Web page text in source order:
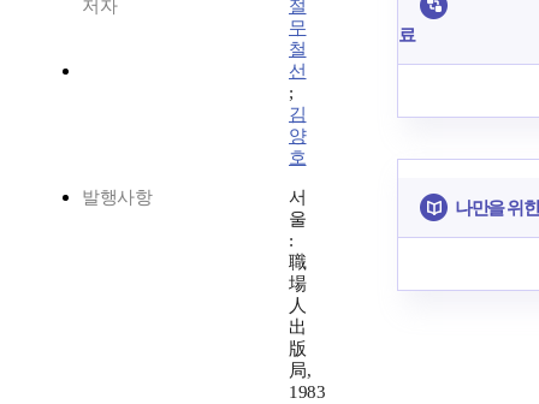
저자
절
무
철
선
;
김
양
호
발행사항
서
울
:
職
場
人
出
版
局,
1983
료
나만을 위